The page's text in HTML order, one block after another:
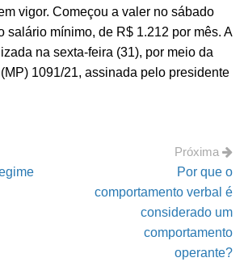
vigor. Começou a valer no sábado
salário mínimo, de R$ 1.212 por mês. A
na sexta-feira (31), por meio da
1091/21, assinada pelo presidente
Próxima
Por que o
comportamento verbal é
considerado um
comportamento
operante?